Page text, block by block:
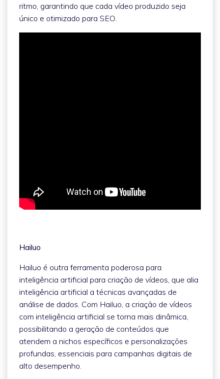
ritmo, garantindo que cada vídeo produzido seja
único e otimizado para SEO.
Hailuo
Hailuo é outra ferramenta poderosa para
inteligência artificial para criação de vídeos, que alia
inteligência artificial a técnicas avançadas de
análise de dados. Com Hailuo, a criação de vídeos
com inteligência artificial se torna mais dinâmica,
possibilitando a geração de conteúdos que
atendem a nichos específicos e personalizações
profundas, essenciais para campanhas digitais de
alto desempenho.